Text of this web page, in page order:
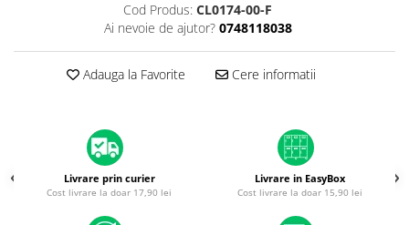
A3113 (M3 13” 2024)
A3240 (M4 13” 2025)
A1278 (Unibody 13” 2009-2012)
A1297 (Unibody 17” 2009-2011)
A1342 (Unibody 13” 2009-2010)
Cod Produs: CL0174-00-F
Ai nevoie de ajutor? 0748118038
Adauga la Favorite Cere informatii
Livrare prin curier
Cost livrare la doar 17,90 lei
Livrare in EasyBox
Cost livrare la doar 15,90 lei